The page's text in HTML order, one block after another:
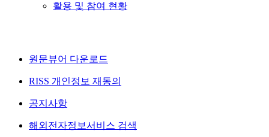
활용 및 참여 현황
원문뷰어 다운로드
RISS 개인정보 재동의
공지사항
해외전자정보서비스 검색